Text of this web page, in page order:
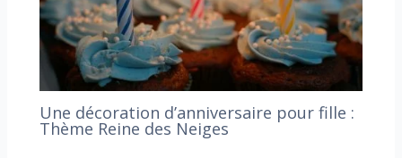
Une décoration d’anniversaire pour fille :
Thème Reine des Neiges